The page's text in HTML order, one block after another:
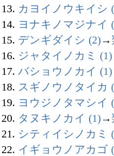
13. カヨイノウキイシ
14. ヨナキノマジナイ
15. デンギダイシ (2)→
16. ジャタイノカミ (1)
17. バショウノカイ (1)
18. スギノウノタイカ
19. ヨウジノタマシイ
20. タヌキノカイ (1)→
21. シティイシノカミ
22. イギョウノアカゴ